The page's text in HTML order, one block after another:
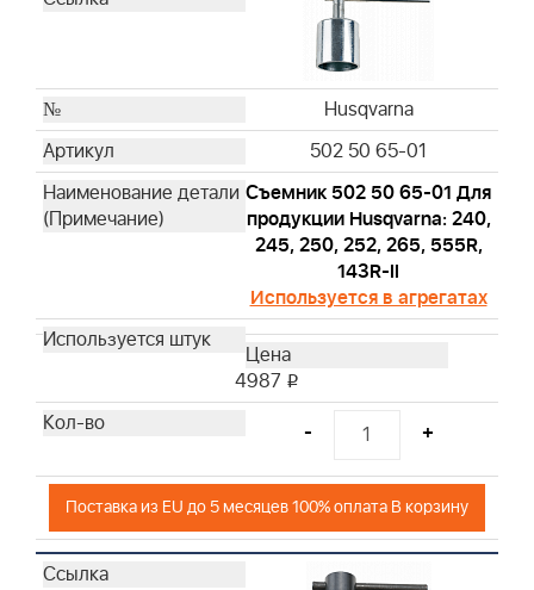
Husqvarna
502 50 65-01
Съемник 502 50 65-01 Для
продукции Husqvarna: 240,
245, 250, 252, 265, 555R,
143R-II
Используется в агрегатах
4987 i
- +
Поставка из EU до 5 месяцев 100% оплата В корзину